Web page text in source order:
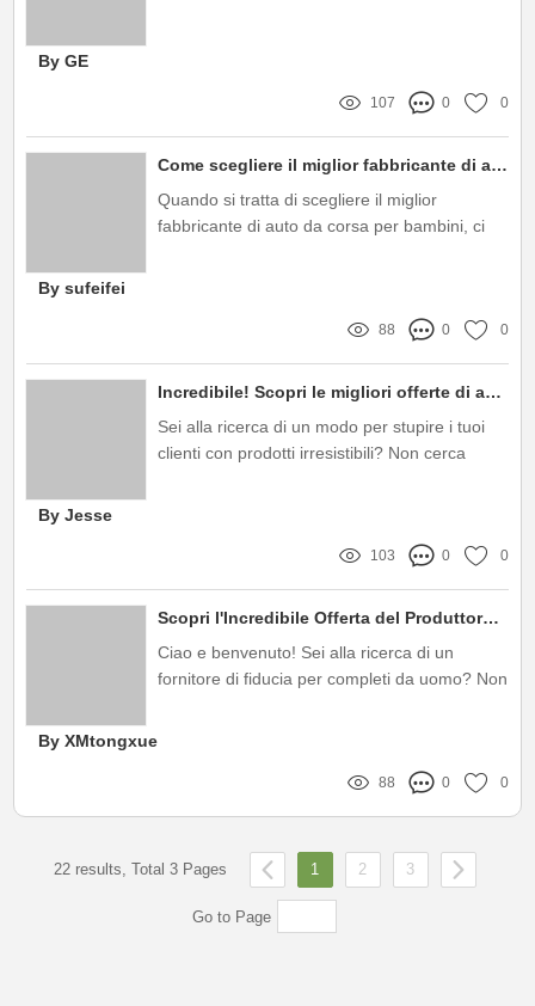
By GE
107 0 0
Come scegliere il miglior fabbricante di auto da corsa per bambini?
Quando si tratta di scegliere il miglior
fabbricante di auto da corsa per bambini, ci
By sufeifei
88 0 0
Incredibile! Scopri le migliori offerte di autos giocattolo all'ingrosso!
Sei alla ricerca di un modo per stupire i tuoi
clienti con prodotti irresistibili? Non cerca
By Jesse
103 0 0
Scopri l'Incredibile Offerta del Produttore all'ingrosso di completi da uomo!
Ciao e benvenuto! Sei alla ricerca di un
fornitore di fiducia per completi da uomo? Non
all'avanguardia che non solo soddisfano, ma
By XMtongxue
88 0 0
22 results, Total 3 Pages 1 2 3
Go to Page